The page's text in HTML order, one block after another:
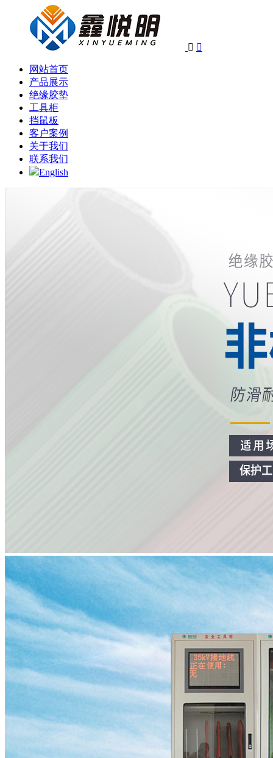
 
网站首页
产品展示
绝缘胶垫
工具柜
挡鼠板
客户案例
关于我们
联系我们
English